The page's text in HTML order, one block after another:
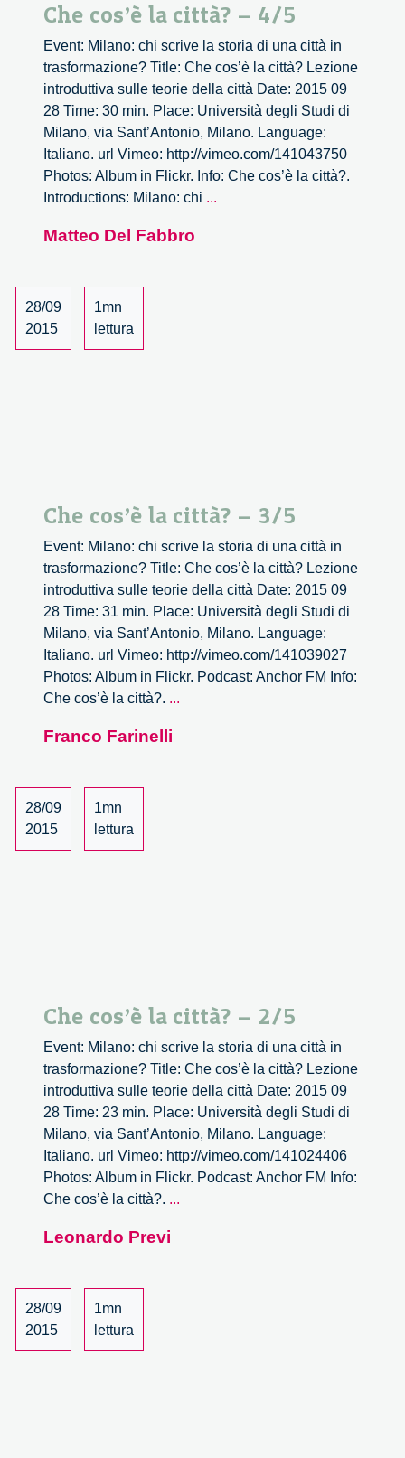
Che cos’è la città? – 4/5
Event: Milano: chi scrive la storia di una città in
trasformazione? Title: Che cos’è la città? Lezione
introduttiva sulle teorie della città Date: 2015 09
28 Time: 30 min. Place: Università degli Studi di
Milano, via Sant’Antonio, Milano. Language:
Italiano. url Vimeo: http://vimeo.com/141043750
Photos: Album in Flickr. Info: Che cos’è la città?.
Introductions: Milano: chi ...
Matteo Del Fabbro
28/09
2015
1mn
lettura
Che cos’è la città? – 3/5
Event: Milano: chi scrive la storia di una città in
trasformazione? Title: Che cos’è la città? Lezione
introduttiva sulle teorie della città Date: 2015 09
28 Time: 31 min. Place: Università degli Studi di
Milano, via Sant’Antonio, Milano. Language:
Italiano. url Vimeo: http://vimeo.com/141039027
Photos: Album in Flickr. Podcast: Anchor FM Info:
Che cos’è la città?. ...
Franco Farinelli
28/09
2015
1mn
lettura
Che cos’è la città? – 2/5
Event: Milano: chi scrive la storia di una città in
trasformazione? Title: Che cos’è la città? Lezione
introduttiva sulle teorie della città Date: 2015 09
28 Time: 23 min. Place: Università degli Studi di
Milano, via Sant’Antonio, Milano. Language:
Italiano. url Vimeo: http://vimeo.com/141024406
Photos: Album in Flickr. Podcast: Anchor FM Info:
Che cos’è la città?. ...
Leonardo Previ
28/09
2015
1mn
lettura